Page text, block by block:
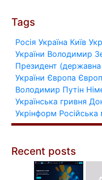
Tags
Росія Україна Київ
України Володимир
Президент
України Європа
Володимир Путін
Українська гривня
Укрінформ Російська
Recent posts